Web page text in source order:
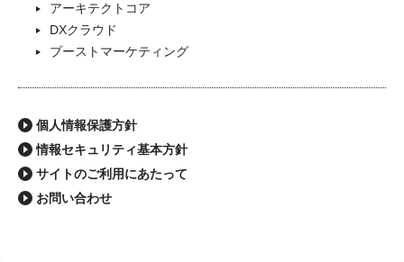
アーキテクトコア
DXクラウド
ブーストマーケティング
個人情報保護方針
情報セキュリティ基本方針
サイトのご利用にあたって
お問い合わせ